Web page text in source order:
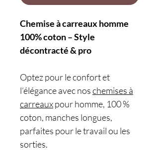
Chemise à carreaux homme
100% coton – Style
décontracté & pro
Optez pour le confort et
l’élégance avec noschemises à
carreauxpour homme, 100 %
coton, manches longues,
parfaites pour le travail ou les
sorties.